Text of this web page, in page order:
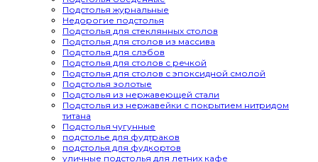
Подстолья журнальные
Недорогие подстолья
Подстолья для стеклянных столов
Подстолья для столов из массива
Подстолья для слэбов
Подстолья для столов с речкой
Подстолья для столов с эпоксидной смолой
Подстолья золотые
Подстолья из нержавеющей стали
Подстолья из нержавейки с покрытием нитридом
титана
Подстолья чугунные
подстолье для фудтраков
подстолья для фудкортов
уличные подстолья для летних кафе